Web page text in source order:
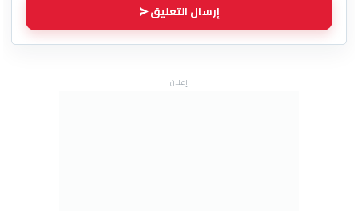
إرسال التعليق
إعلان